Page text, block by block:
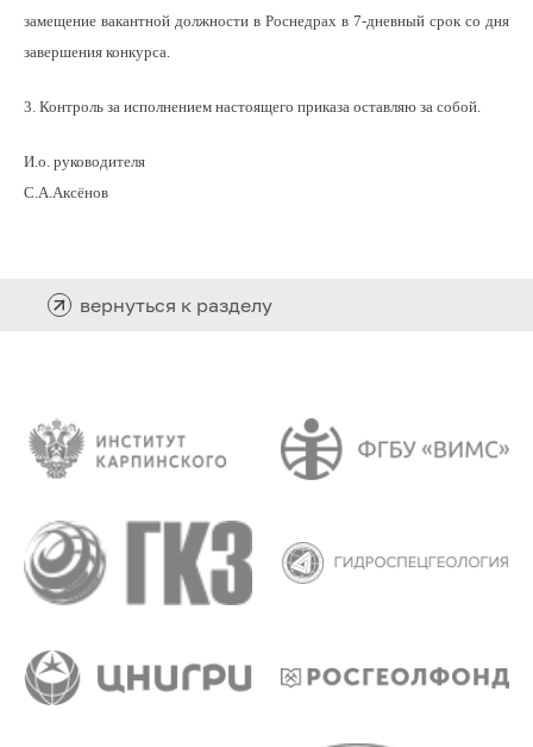
замещение вакантной должности в Роснедрах в 7-дневный срок со дня
завершения конкурса.
3. Контроль за исполнением настоящего приказа оставляю за собой.
И.о. руководителя
С.А.Аксёнов
вернуться к разделу